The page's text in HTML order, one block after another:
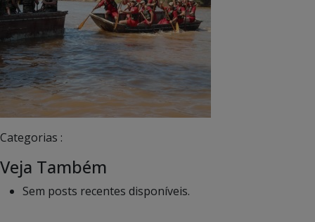
Categorias :
Veja Também
Sem posts recentes disponíveis.